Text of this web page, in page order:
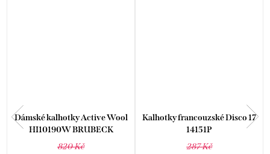
Dámské kalhotky Active Wool
HI10190W BRUBECK
820 Kč
Kalhotky francouzské Disco 17
14151P
287 Kč